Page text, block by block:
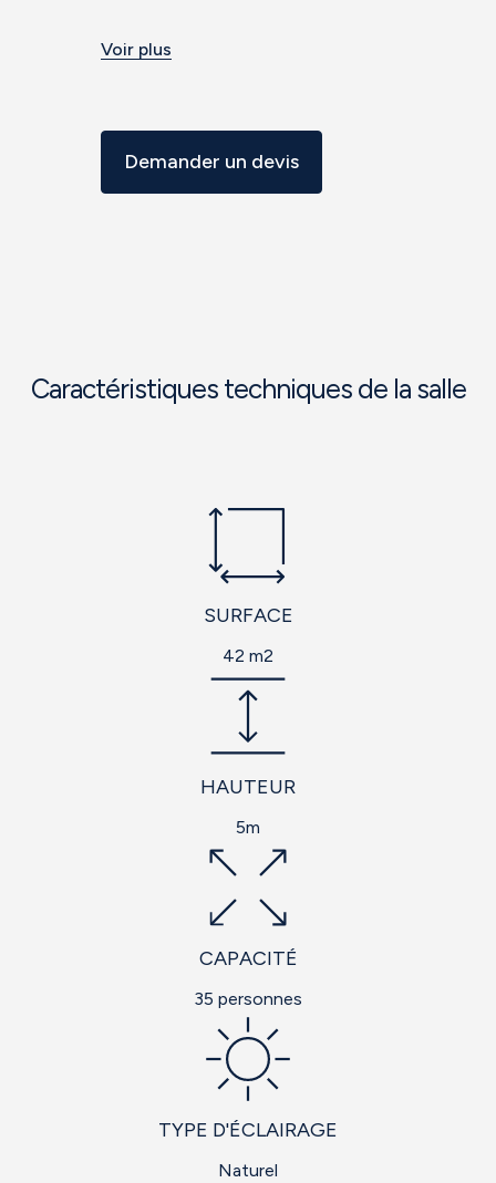
Voir plus
Demander un devis
Caractéristiques techniques de la salle
SURFACE
42 m2
HAUTEUR
5m
CAPACITÉ
35 personnes
TYPE D'ÉCLAIRAGE
Naturel